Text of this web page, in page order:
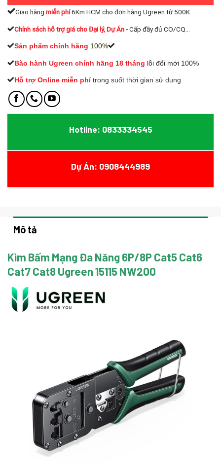
Giao hàng miễn phí6Km HCM cho đơn hàng Ugreen từ 500K.
Chính sách hỗ trợ giá cho Đại lý, Dự Án-Cấp đầy đủ CO/CQ...
Sản phẩm chính hãng 100%
Bào hành Ugreen chính hãng 18 tháng lỗi đổi mới 100%
Hỗ trợ Online miễn phí trong suốt thời gian sử dụng
Hotline: 0833334545
Dự Án: 0908444989
Mô tả
Kìm Bấm Mạng Đa Năng 6P/8P Cat5 Cat6
Cat7 Cat8 Ugreen 15115 NW200